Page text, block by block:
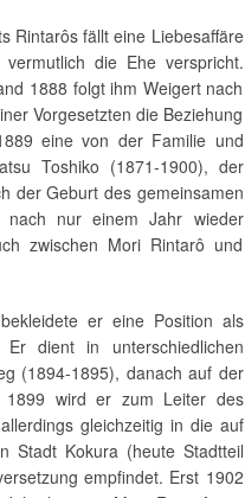
Rintarôs fällt eine Liebesaffäre
die Ehe verspricht.
1888 folgt ihm Weigert nach
Vorgesetzten die Beziehung
eine von der Familie und
Toshiko (1871-1900), der
der Geburt des gemeinsamen
nur einem Jahr wieder
zwischen Mori Rintarô und
er eine Position als
dient in unterschiedlichen
(1894-1895), danach auf der
1899 wird er zum Leiter des
gleichzeitig in die auf
Stadt Kokura (heute Stadtteil
empfindet. Erst 1902